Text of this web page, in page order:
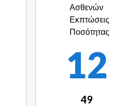
Ασθενών
Εκπτώσεις
Ποσότητας
12
49